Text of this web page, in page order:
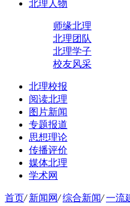
北理人物
师缘北理
北理团队
北理学子
校友风采
北理校报
阅读北理
图片新闻
专题报道
思想理论
传播评价
媒体北理
学术网
首页/ 新闻网/ 综合新闻/ 一流